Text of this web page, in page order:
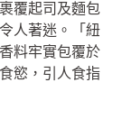
覆起司及麵包
人著迷。「紐
料牢實包覆於
慾，引人食指